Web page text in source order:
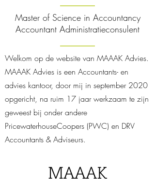
Master of Science in Accountancy
Accountant Administratieconsulent
Welkom op de website van MAAAK Advies.
MAAAK Advies is een Accountants- en
advies kantoor, door mij in september 2020
opgericht, na ruim 17 jaar werkzaam te zijn
geweest bij onder andere
PricewaterhouseCoopers (PWC) en DRV
Accountants & Adviseurs.
MAAAK